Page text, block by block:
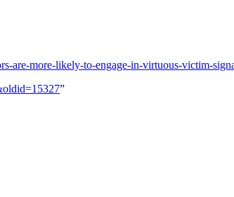
are-more-likely-to-engage-in-virtuous-victim-
”